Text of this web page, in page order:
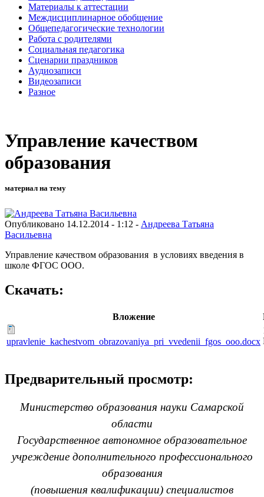
Материалы к аттестации
Междисциплинарное обобщение
Общепедагогические технологии
Работа с родителями
Социальная педагогика
Сценарии праздников
Аудиозаписи
Видеозаписи
Разное
Управление качеством
образования
материал на тему
Опубликовано 14.12.2014 - 1:12 - Андреева Татьяна
Васильевна
Управление качеством образования в условиях введения в
школе ФГОС ООО.
Скачать:
Вложение
upravlenie_kachestvom_obrazovaniya_pri_vvedenii_fgos_ooo.docx
Предварительный просмотр:
Министерство образования науки Самарской
области
Государственное автономное образовательное
учреждение дополнительного профессионального
образования
(повышения квалификации) специалистов